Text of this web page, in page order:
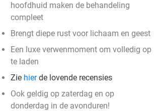
hoofdhuid maken de behandeling
compleet
Brengt diepe rust voor lichaam en geest
Een luxe verwenmoment om volledig op
te laden
Zie hierde lovende recensies
Ook geldig op zaterdag en op
donderdag in de avonduren!